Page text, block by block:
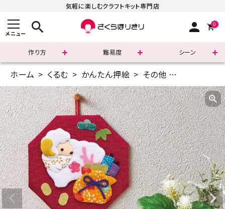
気軽に楽しむクラフトキット専門店
メニュー search person 0
作り方 難易度 シーン
まずはこちら
ショッピングガイド
よくあるご質問
すべての商品
新着商品
診断チャート
ホーム くるむ かんたん押絵 その他